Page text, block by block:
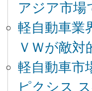
アジア市場
軽自動車
ＶＷが敵対
軽自動車
ピクシス